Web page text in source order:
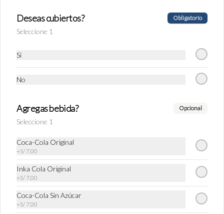
Ñoquis a la huancaína con
Conócenos
Deseas cubiertos? Obligatorio
Seleccione 1
Sí
No
Agregas bebida? Opcional
Seleccione 1
Coca-Cola Original
+S/ 7.00
Inka Cola Original
+S/ 7.00
Coca-Cola Sin Azúcar
+S/ 7.00